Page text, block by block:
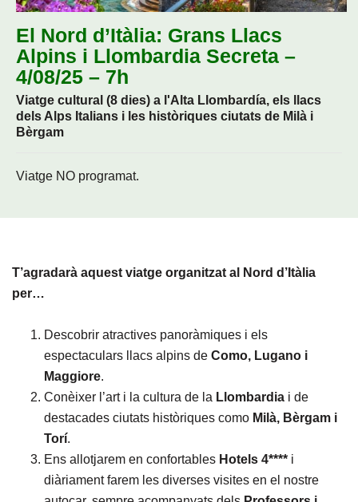
El Nord d’Itàlia: Grans Llacs
Alpins i Llombardia Secreta –
4/08/25 – 7h
Viatge cultural (8 dies) a l'Alta Llombardía, els llacs
dels Alps Italians i les històriques ciutats de Milà i
Bèrgam
Viatge NO programat.
T’agradarà aquest viatge organitzat al Nord d’Itàlia
per…
Descobrir atractives panoràmiques i els
espectaculars llacs alpins de Como, Lugano i
Maggiore.
Conèixer l’art i la cultura de la Llombardia i de
destacades ciutats històriques como Milà, Bèrgam i
Torí.
Ens allotjarem en confortables Hotels 4**** i
diàriament farem les diverses visites en el nostre